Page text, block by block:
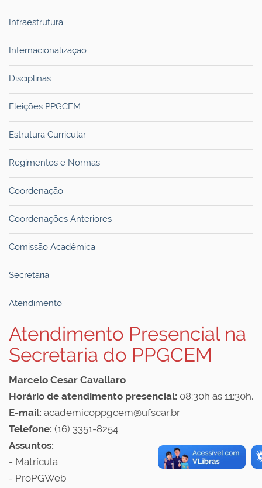
Infraestrutura
Internacionalização
Disciplinas
Eleições PPGCEM
Estrutura Curricular
Regimentos e Normas
Coordenação
Coordenações Anteriores
Comissão Acadêmica
Secretaria
Atendimento
Atendimento Presencial na
Secretaria do PPGCEM
Marcelo Cesar Cavallaro
Horário de atendimento presencial: 08:30h às 11:30h.
E-mail: academicoppgcem@ufscar.br
Telefone: (16) 3351-8254
Assuntos:
- Matrícula
- ProPGWeb